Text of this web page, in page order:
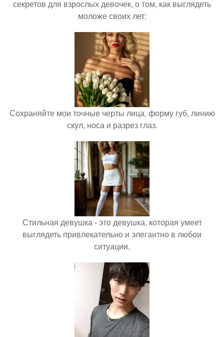
секретов для взрослых девочек, о том, как выглядеть
моложе своих лет:
Сохраняйте мои точные черты лица, форму губ, линию
скул, носа и разрез глаз.
Стильная девушка - это девушка, которая умеет
выглядеть привлекательно и элегантно в любои
ситуации.